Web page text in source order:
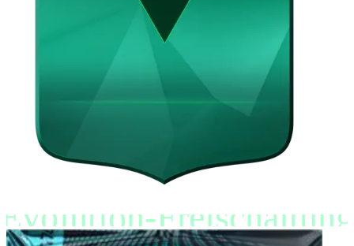
Evolution-Freischaltung